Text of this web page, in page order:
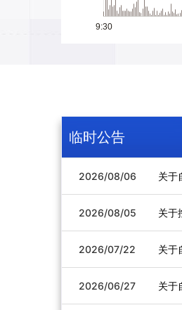
9:30
临时公告
2026/08/06 关于
2026/08/05 关于
2026/07/22 关于
2026/06/27 关于